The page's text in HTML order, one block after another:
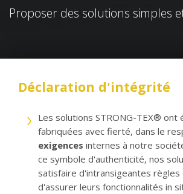
Proposer des solutions simples
Déclaration d'intégrité
Les solutions STRONG-TEX® ont
fabriquées avec fierté, dans le
exigences internes à notre
ce symbole d'authenticité, nos
satisfaire d'intransigeantes règles
d'assurer leurs fonctionnalités in